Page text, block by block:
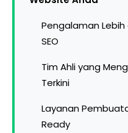
Pengalaman Lebih
SEO
Tim Ahli yang
Terkini
Layanan
Ready